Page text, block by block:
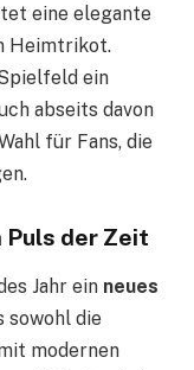
eine elegante
Heimtrikot.
ein
abseits davon
für Fans, die
Puls der Zeit
Jahr ein neues
sowohl die
modernen